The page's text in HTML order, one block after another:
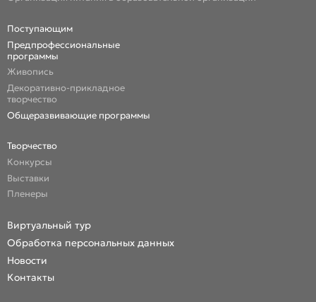
Поступающим
Предпрофессиональные
программы
Живопись
Декоративно-прикладное
творчество
Общеразвивающие программы
Творчество
Конкурсы
Выставки
Пленеры
Виртуальный тур
Обработка персональных данных
Новости
Контакты